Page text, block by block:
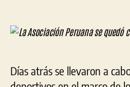
entrada
entrada
Días atrás se llevaron a